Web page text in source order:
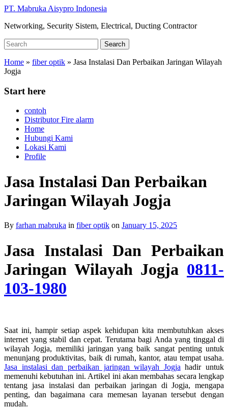
Skip
main
PT. Mabruka Aisypro Indonesia
Networking, Security Sistem, Electrical, Ducting Contractor
Search
for:
Search
Home » fiber optik » Jasa Instalasi Dan Perbaikan Jaringan Wilayah
Jogja
Start here
contoh
Distributor Fire alarm
Home
Hubungi Kami
Lokasi Kami
Profile
Jasa Instalasi Dan Perbaikan
Jaringan Wilayah Jogja
By farhan mabruka in fiber optik on January 15, 2025
Jasa Instalasi Dan Perbaikan
Jaringan Wilayah Jogja 0811-
103-1980
Saat ini, hampir setiap aspek kehidupan kita membutuhkan akses
internet yang stabil dan cepat. Terutama bagi Anda yang tinggal di
wilayah Jogja, memiliki jaringan yang baik sangat penting untuk
menunjang produktivitas, baik di rumah, kantor, atau tempat usaha.
Jasa instalasi dan perbaikan jaringan wilayah Jogja hadir untuk
memenuhi kebutuhan ini. Artikel ini akan membahas secara lengkap
tentang jasa instalasi dan perbaikan jaringan di Jogja, mengapa
penting, dan bagaimana cara memesan layanan tersebut dengan
mudah.